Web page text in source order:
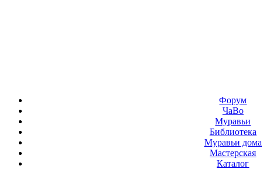
Форум
ЧаВо
Муравьи
Библиотека
Муравьи дома
Мастерская
Каталог